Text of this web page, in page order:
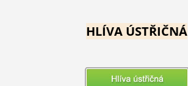
HLÍVA ÚSTŘIČNÁ